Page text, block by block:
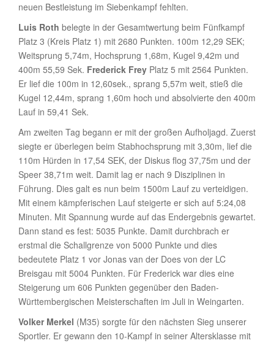
neuen Bestleistung im Siebenkampf fehlten.
Luis Roth belegte in der Gesamtwertung beim Fünfkampf
Platz 3 (Kreis Platz 1) mit 2680 Punkten. 100m 12,29 SEK;
Weitsprung 5,74m, Hochsprung 1,68m, Kugel 9,42m und
400m 55,59 Sek. Frederick Frey Platz 5 mit 2564 Punkten.
Er lief die 100m in 12,60sek., sprang 5,57m weit, stieß die
Kugel 12,44m, sprang 1,60m hoch und absolvierte den 400m
Lauf in 59,41 Sek.
Am zweiten Tag begann er mit der großen Aufholjagd. Zuerst
siegte er überlegen beim Stabhochsprung mit 3,30m, lief die
110m Hürden in 17,54 SEK, der Diskus flog 37,75m und der
Speer 38,71m weit. Damit lag er nach 9 Disziplinen in
Führung. Dies galt es nun beim 1500m Lauf zu verteidigen.
Mit einem kämpferischen Lauf steigerte er sich auf 5:24,08
Minuten. Mit Spannung wurde auf das Endergebnis gewartet.
Dann stand es fest: 5035 Punkte. Damit durchbrach er
erstmal die Schallgrenze von 5000 Punkte und dies
bedeutete Platz 1 vor Jonas van der Does von der LC
Breisgau mit 5004 Punkten. Für Frederick war dies eine
Steigerung um 606 Punkten gegenüber den Baden-
Württembergischen Meisterschaften im Juli in Weingarten.
Volker Merkel (M35) sorgte für den nächsten Sieg unserer
Sportler. Er gewann den 10-Kampf in seiner Altersklasse mit